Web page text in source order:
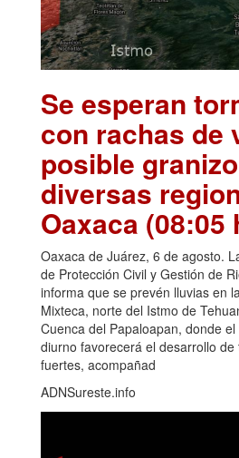
Se esperan
con rachas de
posible
diversas
Oaxaca (08:05
Oaxaca de Juárez, 6 de agosto.
de Protección Civil y Gestión de
informa que se prevén lluvias en
Mixteca, norte del Istmo de
Cuenca del Papaloapan, donde
diurno favorecerá el desarrollo
fuertes, acompañad
ADNSureste.info